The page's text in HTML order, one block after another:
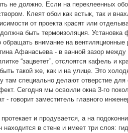
не должно. Если на переклеенных
Клеят обои как встык, так и
от проекта красят или
быть термоизоляция.
внимание на вентиляционные
Афанасьева - в ванной зазор
“зацветет”, отслоятся кафель и
такой же, как и на улице. Это
там специально делают отверстие для
Сегодня мы освоили окна 3-го
- говорит заместитель главного
и продувается, а на
находится в стене и имеет три слоя: